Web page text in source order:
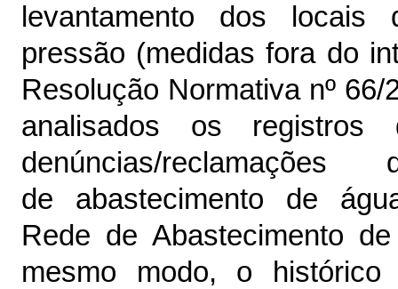
levantamento dos locais
pressão (medidas fora do
Resolução Normativa nº
analisados os
denúncias/
de abastecimento de
Rede de Abastecimento
mesmo modo, o histórico